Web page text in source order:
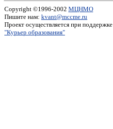
Copyright ©1996-2002 МЦНМО
Пишите нам: kvant@mccme.ru
Проект осуществляется при поддержке
"Курьер образования"